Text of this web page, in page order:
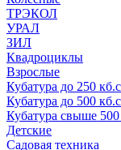
ТРЭКОЛ
УРАЛ
ЗИЛ
Квадроциклы
Взрослые
Кубатура до 250
Кубатура до 500
Кубатура свыше
Детские
Садовая техника